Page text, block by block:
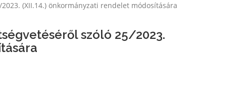
(XII.14.) önkormányzati rendelet módosítására
szóló 25/2023.